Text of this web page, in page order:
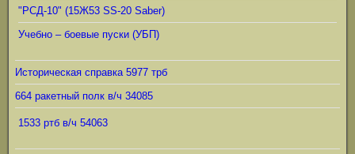
"РСД-10" (15Ж53 SS-20 Saber)
Учебно – боевые пуски (УБП)
Историческая справка 5977 трб
664 ракетный полк в/ч 34085
1533 ртб в/ч 54063